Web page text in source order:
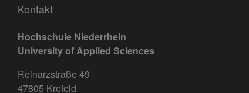
Kontakt
Hochschule Niederrhein
University of Applied Sciences
Reinarzstraße 49
47805 Krefeld